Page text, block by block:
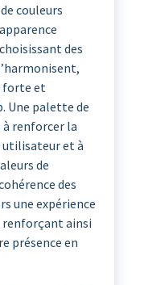
couleurs
des
forte et
Une palette de
renforcer la
utilisateur et à
de
des
une expérience
renforçant ainsi
présence en